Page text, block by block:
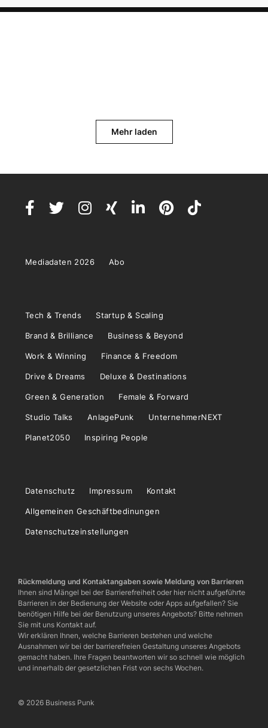
Mehr laden
Mediadaten 2026 Abo
Tech & Trends Startup & Scaling
Brand & Brilliance Business & Beyond
Work & Winning Finance & Freedom
Drive & Dreams Deluxe & Destinations
Green & Generation Female & Forward
Studio Talks AnlagePunk UnternehmerNEXT
Planet2050 Inspiring People
Datenschutz Impressum Kontakt
Allgemeinen Geschäftbedinungen
Datenschutzeinstellungen
Rückmeldung und Kontaktangaben sowie Meldung von Barrieren
Ihnen sind Mängel bei der Barrierefreiheit oder hier nicht aufgeführte
Barrieren in der Bedienung der Website oder Apps aufgefallen? Sie
benötigen Hilfe bei der Benutzung unseres Angebots? Bitte nehmen
Sie mit uns Kontakt auf.
Wir erklären Ihnen, welche Barrieren bestehen und welche
Ausnahmen wir bei der barrierefreien Gestaltung unseres Angebots
gemacht haben. Ihre Fragen beantworten wir so schnell wie möglich
und innerhalb der gesetzlichen Frist von sechs Wochen.
© 2026 Business Punk